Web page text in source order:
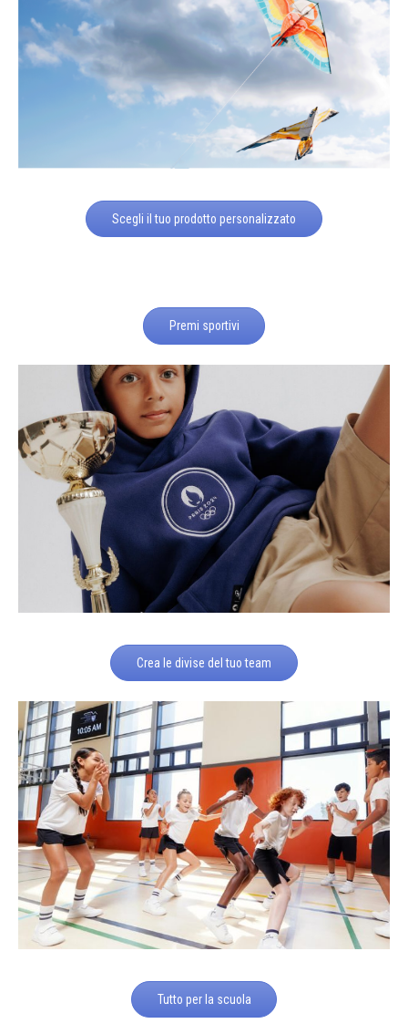
Scegli il tuo prodotto personalizzato
Premi sportivi
Crea le divise del tuo team
Tutto per la scuola